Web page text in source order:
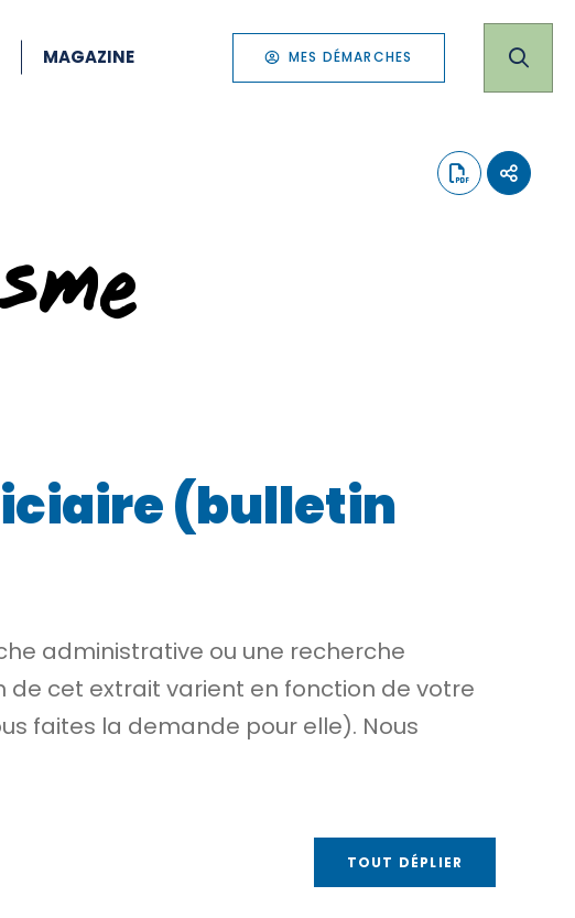
MAGAZINE MES DÉMARCHES
(bulletin
administrative ou une recherche
de cet extrait varient en fonction de votre
faites la demande pour elle). Nous
TOUT DÉPLIER